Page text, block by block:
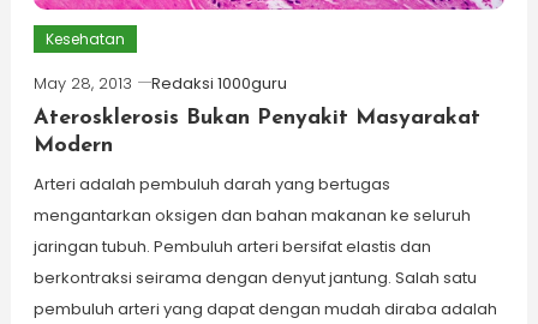
Kesehatan
May 28, 2013
Redaksi 1000guru
Aterosklerosis Bukan Penyakit Masyarakat
Modern
Arteri adalah pembuluh darah yang bertugas
mengantarkan oksigen dan bahan makanan ke seluruh
jaringan tubuh. Pembuluh arteri bersifat elastis dan
berkontraksi seirama dengan denyut jantung. Salah satu
pembuluh arteri yang dapat dengan mudah diraba adalah